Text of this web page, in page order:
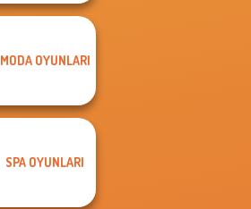
MODA OYUNLARI
SPA OYUNLARI